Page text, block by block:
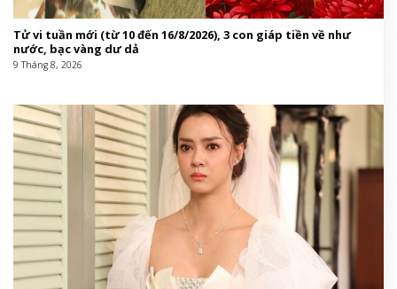
Tử vi tuần mới (từ 10 đến 16/8/2026), 3 con giáp tiền về như
nước, bạc vàng dư dả
9 Tháng 8, 2026